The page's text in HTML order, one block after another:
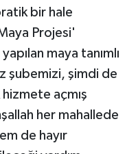
bir hale
Projesi'
maya tanımlı
şubemizi, şimdi de
açmış
her mahallede
de hayır